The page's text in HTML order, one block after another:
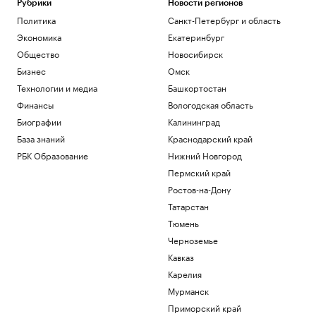
Рубрики
Политика
Экономика
Общество
Бизнес
Технологии и медиа
Финансы
Биографии
База знаний
РБК Образование
Новости регионов
Санкт-Петербург и область
Екатеринбург
Новосибирск
Омск
Башкортостан
Вологодская область
Калининград
Краснодарский край
Нижний Новгород
Пермский край
Ростов-на-Дону
Татарстан
Тюмень
Черноземье
Кавказ
Карелия
Мурманск
Приморский край